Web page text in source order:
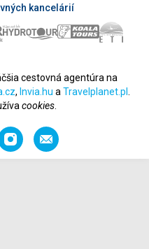
kancelárií
cestovná agentúra na
, Invia.hu a Travelplanet.pl
cookies.
InstagramOdporučiť